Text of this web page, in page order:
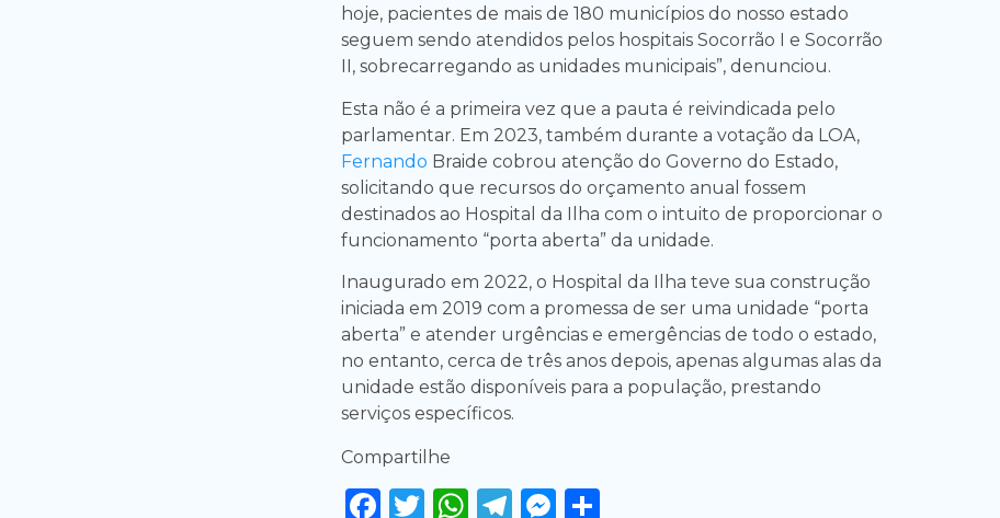
hoje, pacientes de mais de 180 municípios do nosso estado
seguem sendo atendidos pelos hospitais Socorrão I e Socorrão
II, sobrecarregando as unidades municipais”, denunciou.
Esta não é a primeira vez que a pauta é reivindicada pelo
parlamentar. Em 2023, também durante a votação da LOA,
Fernando Braide cobrou atenção do Governo do Estado,
solicitando que recursos do orçamento anual fossem
destinados ao Hospital da Ilha com o intuito de proporcionar o
funcionamento “porta aberta” da unidade.
Inaugurado em 2022, o Hospital da Ilha teve sua construção
iniciada em 2019 com a promessa de ser uma unidade “porta
aberta” e atender urgências e emergências de todo o estado,
no entanto, cerca de três anos depois, apenas algumas alas da
unidade estão disponíveis para a população, prestando
serviços específicos.
Compartilhe
Facebook
Twitter
WhatsApp
Telegram
Messenger